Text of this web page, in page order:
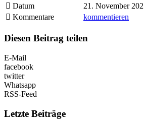
Datum
21. November
Kommentare
kommentieren
Diesen Beitrag teilen
E-Mail
facebook
twitter
Whatsapp
RSS-Feed
Letzte Beiträge